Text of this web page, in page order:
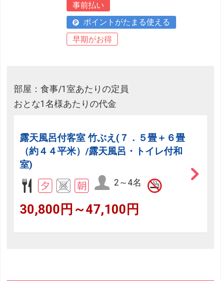
事前払い
ポイントがたまる使える
早期がお得
部屋：食事/1室あたりの定員
おとな1名様あたりの代金
露天風呂付客室 竹ぶえ(７．５畳＋６畳
（約４４平米）/露天風呂・トイレ付和
室)
2～4名
30,800円～47,100円